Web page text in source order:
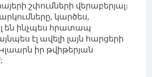
շփումների վերաբերյալ։
կարծես,
են ինչպես հրատապ
էլ ավելի լայն հարցերի
իր թվիթերյան